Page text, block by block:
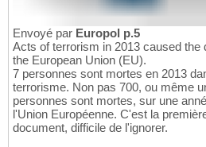
Envoyé par Europol p.5
Acts of terrorism in 2013 caused the
the European Union (EU).
7 personnes sont mortes en 2013
terrorisme. Non pas 700, ou même
personnes sont mortes, sur une
l'Union Européenne. C'est la
document, difficile de l'ignorer.